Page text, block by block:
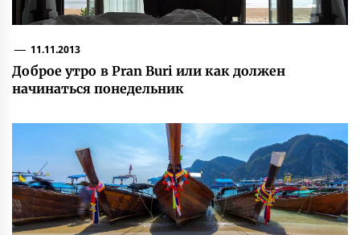
11.11.2013
Доброе утро в Pran Buri или как должен
начинаться понедельник